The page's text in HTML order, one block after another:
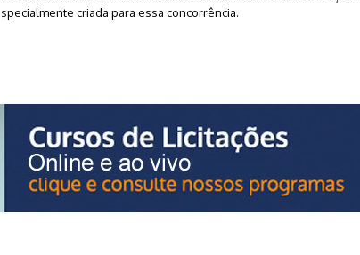
criada para essa concorrência.